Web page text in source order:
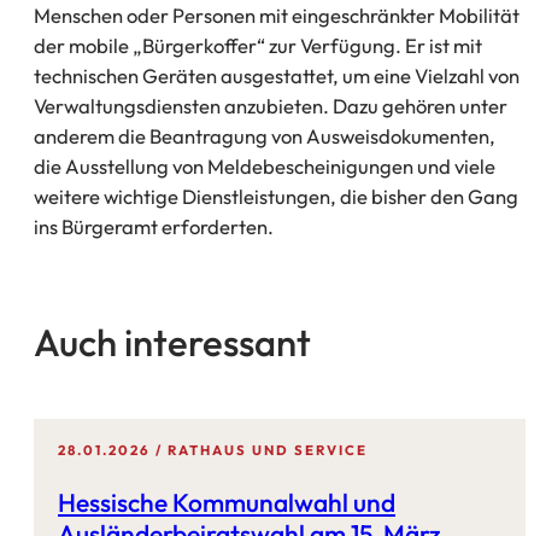
Menschen oder Personen mit eingeschränkter Mobilität
der mobile „Bürgerkoffer“ zur Verfügung. Er ist mit
technischen Geräten ausgestattet, um eine Vielzahl von
Verwaltungsdiensten anzubieten. Dazu gehören unter
anderem die Beantragung von Ausweisdokumenten,
die Ausstellung von Meldebescheinigungen und viele
weitere wichtige Dienstleistungen, die bisher den Gang
ins Bürgeramt erforderten.
Auch interessant
28.01.2026 RATHAUS UND SERVICE
Hessische Kommunalwahl und